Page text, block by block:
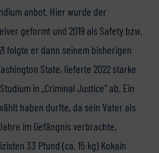
anbot. Hier wurde der
geformt und 2019 als Safety bzw.
folgte er dann seinem bisherigen
State, lieferte 2022 starke
in „Criminal Justice“ ab. Ein
haben durfte, da sein Vater als
im Gefängnis verbrachte,
33 Pfund (ca. 15 kg) Kokain